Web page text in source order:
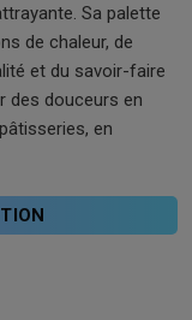
Sa palette
de chaleur, de
et du savoir-faire
des douceurs en
en